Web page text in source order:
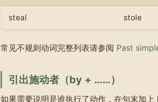
steal stole
常见不规则动词完整列表请参阅 Past
引出施动者（by + ……）
如果需要说明是谁执行了动作，在句末加上